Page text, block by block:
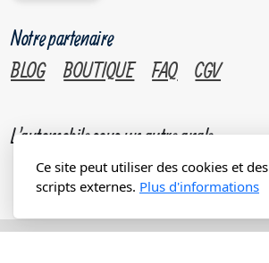
Notre partenaire
BLOG
BOUTIQUE FAQ CGV
L'automobile sous un autre angle.
Ce site peut utiliser des cookies et des
scripts externes. Plus d'informations